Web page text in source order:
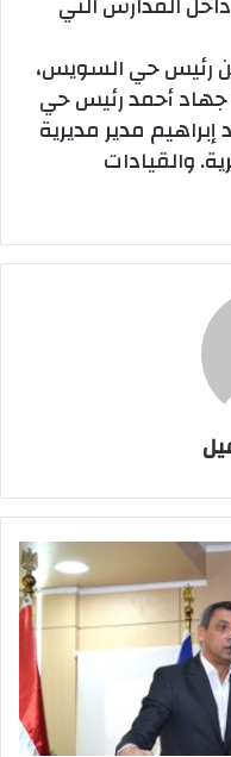
رئيس حي السويس،
جهاد أحمد رئيس حي
مدير مديرية
والقيادات